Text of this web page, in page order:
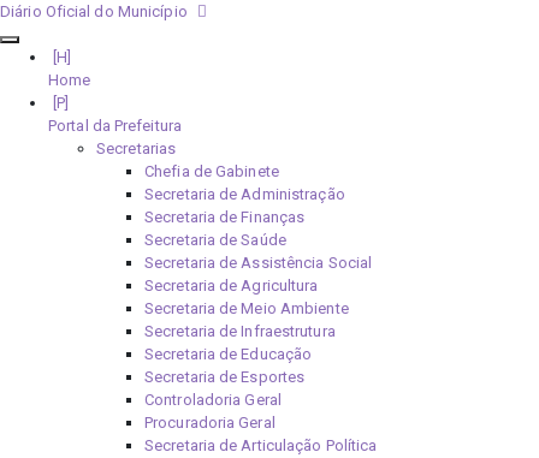
Diário Oficial do Município
Home
Portal da Prefeitura
Secretarias
Chefia de Gabinete
Secretaria de Administração
Secretaria de Finanças
Secretaria de Saúde
Secretaria de Assistência Social
Secretaria de Agricultura
Secretaria de Meio Ambiente
Secretaria de Infraestrutura
Secretaria de Educação
Secretaria de Esportes
Controladoria Geral
Procuradoria Geral
Secretaria de Articulação Política